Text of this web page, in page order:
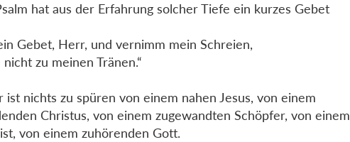
hat aus der Erfahrung solcher Tiefe ein kurzes Gebet
Gebet, Herr, und vernimm mein Schreien,
zu meinen Tränen.“
ist nichts zu spüren von einem nahen Jesus, von einem
Christus, von einem zugewandten Schöpfer, von einem
von einem zuhörenden Gott.